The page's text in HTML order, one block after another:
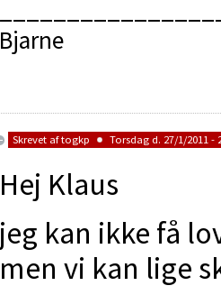
Bjarne
Skrevet aftogkp Torsdag d. 27/1/2011 -
Hej Klaus
jeg kan ikke få
men vi kan lige